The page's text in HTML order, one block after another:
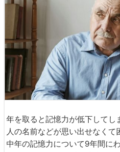
年を取ると記憶力が低下してし
人の名前などが思い出せなくて
中年の記憶力について9年間に